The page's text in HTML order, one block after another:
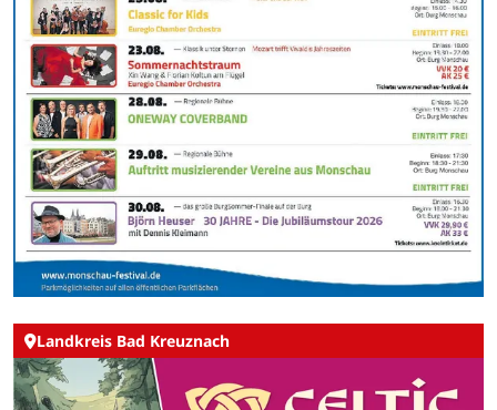
Landkreis Bad Kreuznach